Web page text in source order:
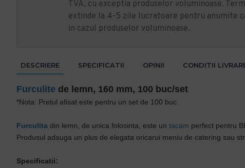
TVA, cu exceptia produselor voluminoase.
extinde la 4-5 zile lucratoare pentru anumite
in cazul produselor voluminoase.
DESCRIERE SPECIFICATII OPINII CONDITII
Furculite de lemn, 160 mm, 100 buc/set
*Nota: Pretul afisat este pentru un set de 100 buc.
Furculita din lemn, de unica folosinta, este un tacam perfect pentru
Produsul adauga un plus de elegata oricarui meniu de catering sau
Specificatii: